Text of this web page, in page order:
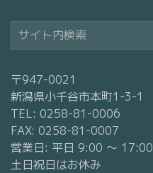
〒947-0021
新潟県小千谷市本町1-3-1
TEL: 0258-81-0006
FAX: 0258-81-0007
営業日: 平日 9:00 〜 17:00
土日祝日はお休み